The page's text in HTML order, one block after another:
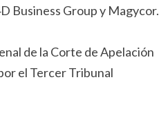
Business Group y Magycor.
de la Corte de Apelación
el Tercer Tribunal